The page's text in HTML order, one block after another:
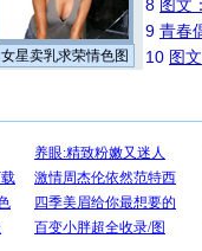
女星卖乳求荣情色图
8 图文
9 青春
10 图